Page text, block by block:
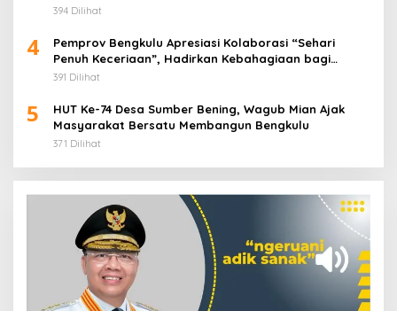
394 Dilihat
4
Pemprov Bengkulu Apresiasi Kolaborasi “Sehari
Penuh Keceriaan”, Hadirkan Kebahagiaan bagi
Puluhan Anak Panti Asuhan
391 Dilihat
5
HUT Ke-74 Desa Sumber Bening, Wagub Mian Ajak
Masyarakat Bersatu Membangun Bengkulu
371 Dilihat